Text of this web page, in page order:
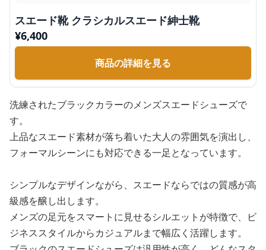
スエード靴 クラシカルスエード紳士靴
¥6,400
商品の詳細を見る
洗練されたブラックカラーのメンズスエードシューズで
す。
上品なスエード素材が落ち着いた大人の雰囲気を演出し、
フォーマルシーンにも対応できる一足となっています。
シンプルなデザインながら、スエードならではの質感が高
級感を醸し出します。
メンズの足元をスマートに見せるシルエットが特徴で、ビ
ジネススタイルからカジュアルまで幅広く活躍します。